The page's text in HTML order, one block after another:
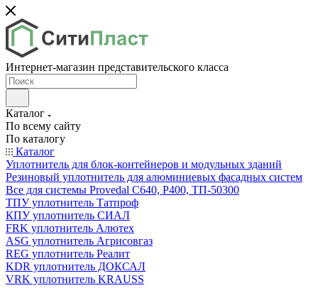
Интернет-магазин представительского класса
Каталог
По всему сайту
По каталогу
Каталог
Уплотнитель для блок-контейнеров и модульных зданий
Резиновый уплотнитель для алюминиевых фасадных систем
Все для системы Provedal С640, Р400, ТП-50300
ТПУ уплотнитель Татпроф
КПУ уплотнитель СИАЛ
FRK уплотнитель Алютех
ASG уплотнитель Агрисовгаз
REG уплотнитель Реалит
KDR уплотнитель ДОКСАЛ
VRK уплотнитель KRAUSS